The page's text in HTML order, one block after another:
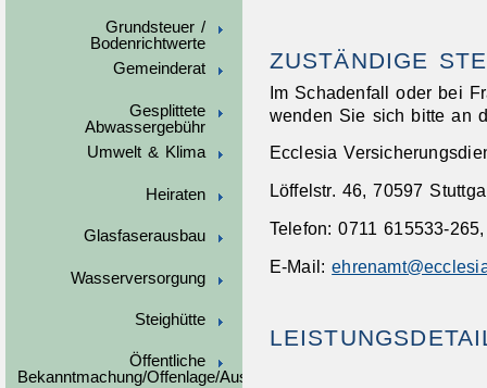
Grundsteuer /
Bodenrichtwerte
Gemeinderat
Gesplittete
Abwassergebühr
Umwelt & Klima
Heiraten
Glasfaserausbau
Wasserversorgung
Steighütte
Öffentliche
Bekanntmachung/Offenlage/Ausschreibungen
ZUSTÄNDIGE
Im Schadenfall oder bei
wenden Sie sich bitte an
Ecclesia
Löffelstr. 46, 70597
Telefon: 0711 615533-
E-Mail: